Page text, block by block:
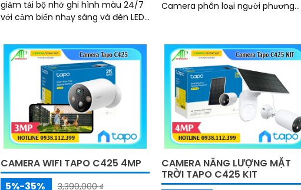
giảm tải bộ nhớ ghi hình màu 24/7
với cảm biến nhạy sáng và đèn LED
chuyển động phát hiện con người
vượt ranh giới xâm nhập giả mạo
kiểm soát toàn bộ từ xa bằng VIGI
Camera phân loại người phương
CAMERA WIFI TAPO C425 4MP
5%-35%
3,390,000 ₫
CAMERA NĂNG LƯỢNG MẶT
TRỜI TAPO C425 KIT